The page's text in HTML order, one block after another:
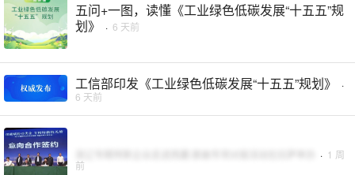
五问+一图，读懂《工业绿色低碳发展“十五五”规
划》
· 6 天前
工信部印发《工业绿色低碳发展“十五五”规划》
·
6 天前
· 1 周
前